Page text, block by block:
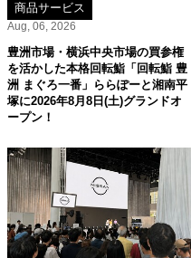
商品サービス
Aug, 06, 2026
豊洲市場・横浜中央市場の買参権
を活かした本格回転鮨「回転鮨 豊
洲 まぐろ一番」ららぽーと湘南平
塚に2026年8月8日(土)グランドオ
ープン！